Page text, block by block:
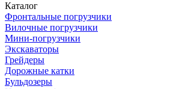
Каталог
Фронтальные погрузчики
Вилочные погрузчики
Мини-погрузчики
Экскаваторы
Грейдеры
Дорожные катки
Бульдозеры